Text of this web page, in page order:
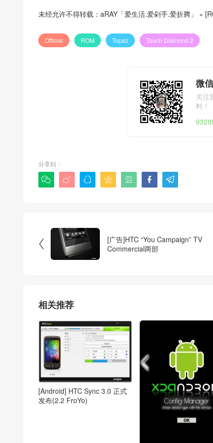
未经允许不得转载： aRAY「爱生活.爱剁手.爱折腾」 »
Official ROM Topaz Touch Diamond 2
微
关注
料！
分享到：
      

[广告]HTC “You Campaign” TV
Commercial两部
相关推荐
[Android] HTC Sync 3.0 正式
发布(2.2 FroYo)